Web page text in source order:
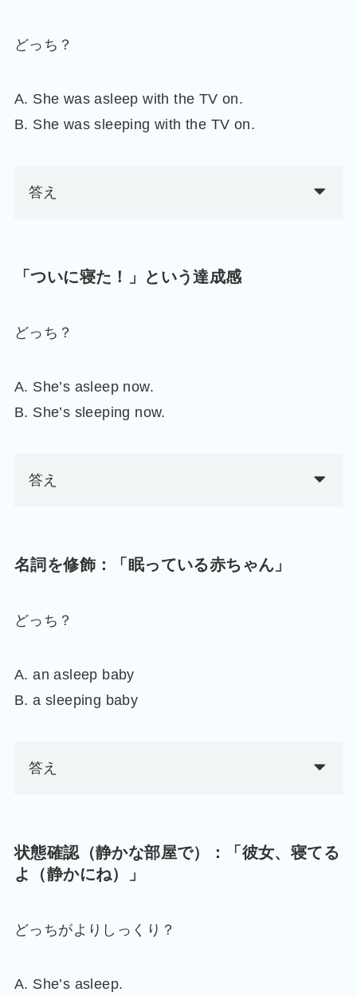
どっち？
A. She was asleep with the TV on.
B. She was sleeping with the TV on.
答え
「ついに寝た！」という達成感
どっち？
A. She’s asleep now.
B. She’s sleeping now.
答え
名詞を修飾：「眠っている赤ちゃん」
どっち？
A. an asleep baby
B. a sleeping baby
答え
状態確認（静かな部屋で）：「彼女、寝てる
よ（静かにね）」
どっちがよりしっくり？
A. She’s asleep.